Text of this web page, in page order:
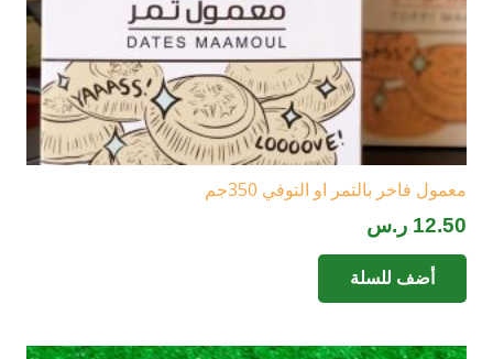
معمول فاخر بالتمر او التوفي 350جم
12.50 ر.س
أضف للسلة